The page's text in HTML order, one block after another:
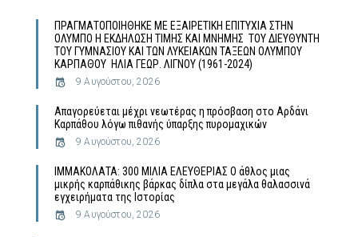
ΠΡΑΓΜΑΤΟΠΟΙΗΘΗΚΕ ΜΕ ΕΞΑΙΡΕΤΙΚΗ ΕΠΙΤΥΧΙΑ ΣΤΗΝ
ΟΛΥΜΠΟ Η ΕΚΔΗΛΩΣΗ ΤΙΜΗΣ ΚΑΙ ΜΝΗΜΗΣ ΤΟΥ ΔΙΕΥΘΥΝΤΗ
ΤΟΥ ΓΥΜΝΑΣΙΟΥ ΚΑΙ ΤΩΝ ΛΥΚΕΙΑΚΩΝ ΤΑΞΕΩΝ ΟΛΥΜΠΟΥ
ΚΑΡΠΑΘΟΥ ΗΛΙΑ ΓΕΩΡ. ΛΙΓΝΟΥ (1961-2024)
9 Αυγούστου, 2026
Απαγορεύεται μέχρι νεωτέρας η πρόσβαση στο Αρδάνι
Καρπάθου λόγω πιθανής ύπαρξης πυρομαχικών
9 Αυγούστου, 2026
ΙΜΜΑΚΟΛΑΤΑ: 300 ΜΙΛΙΑ ΕΛΕΥΘΕΡΙΑΣ Ο άθλος μιας
μικρής καρπάθικης βάρκας δίπλα στα μεγάλα θαλασσινά
εγχειρήματα της Ιστορίας
9 Αυγούστου, 2026